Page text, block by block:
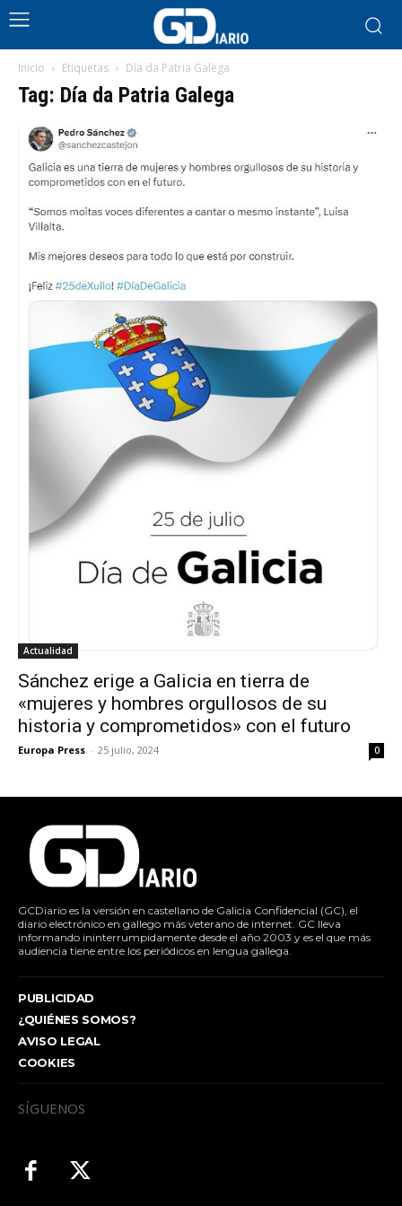
Inicio Etiquetas Día da Patria Galega
Tag: Día da Patria Galega
Actualidad
Sánchez erige a Galicia en tierra de
«mujeres y hombres orgullosos de su
historia y comprometidos» con el futuro
Europa Press - 25 julio, 2024 0
GCDiario es la versión en castellano de Galicia Confidencial (GC), el
diario electrónico en gallego más veterano de internet. GC lleva
informando ininterrumpidamente desde el año 2003 y es el que más
audiencia tiene entre los periódicos en lengua gallega.
PUBLICIDAD
¿QUIÉNES SOMOS?
AVISO LEGAL
COOKIES
SÍGUENOS